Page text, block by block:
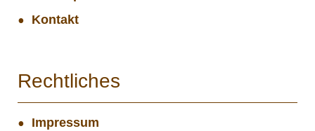
Kontakt
Rechtliches
Impressum